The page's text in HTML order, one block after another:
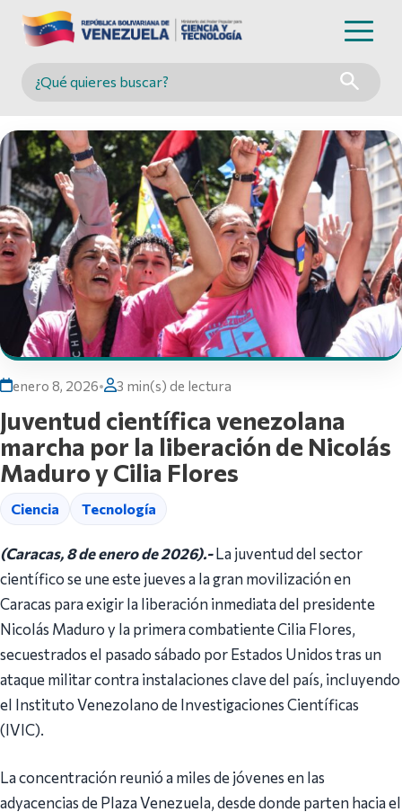
Buscar en MINCYT
enero 8, 2026• 3 min(s) de lectura
Juventud científica venezolana
marcha por la liberación de Nicolás
Maduro y Cilia Flores
Ciencia Tecnología
(Caracas, 8 de enero de 2026).-La juventud del sector
científico se une este jueves a la gran movilización en
Caracas para exigir la liberación inmediata del presidente
Nicolás Maduro y la primera combatiente Cilia Flores,
secuestrados el pasado sábado por Estados Unidos tras un
ataque militar contra instalaciones clave del país, incluyendo
el Instituto Venezolano de Investigaciones Científicas
(IVIC).
La concentración reunió a miles de jóvenes en las
adyacencias de Plaza Venezuela, desde donde parten hacia el